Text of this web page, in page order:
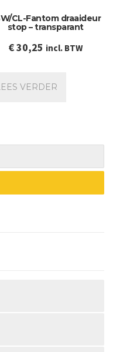
CL-Fantom draaideur
stop – transparant
€30,25 incl. BTW
VERDER